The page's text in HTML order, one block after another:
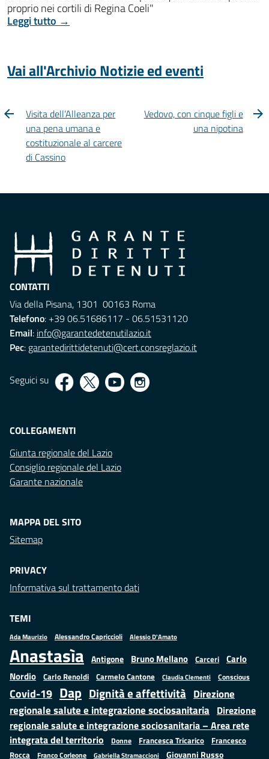
proprio nei cortili di Regina Coeli"
Leggi tutto →
Vai all'Archivio Notizie ed eventi
Visita dell’Alleanza per
una pena umana e
costituzionale al carcere
di Cassino
Vedovo, con cinque figli e
una nipotina
CONTATTI
Via della Pisana, 1301 00163 Roma
Telefono: +39 06.51686117 - 06.51531120
Email: info@garantedetenutilazio.it
Pec: garantedirittidetenuti@cert.consreglazio.it
Seguici su
COLLEGAMENTI
Giunta regionale del Lazio
Consiglio regionale del Lazio
Garante nazionale
MAPPA DEL SITO
Sitemap
PRIVACY
Informativa sul trattamento dati
TEMI
Ada Maurizio Alessandro Capriccioli Alessio D'Amato
Anastasìa Antigone Bruno Mellano Carceri
Carlo
Nordio Carlo Renoldi Carmelo Cantone Claudia Clementi Conscious
Covid-19 Dap Dignità e affettività Direzione
regionale salute e integrazione sociosanitaria Direzione
regionale salute e integrazione sociosanitaria – Area rete
integrata del territorio
Donne Francesca Tricarico
Francesco
Rocca
Franco Corleone Gabriella Stramaccioni Giovanni Russo